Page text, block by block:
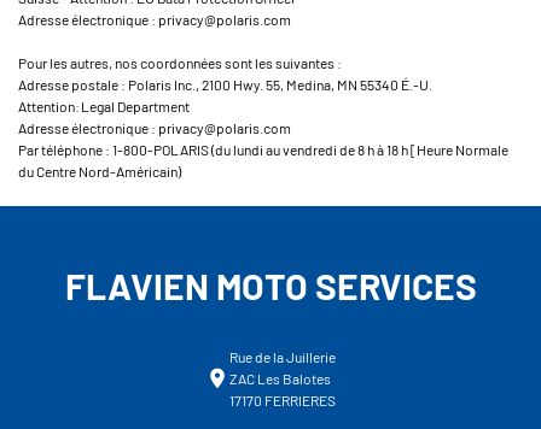
Adresse électronique : privacy@polaris.com
Pour les autres, nos coordonnées sont les suivantes :
Adresse postale : Polaris Inc., 2100 Hwy. 55, Medina, MN 55340 É.-U.
Attention: Legal Department
Adresse électronique : privacy@polaris.com
Par téléphone : 1-800-POLARIS (du lundi au vendredi de 8 h à 18 h [Heure Normale
du Centre Nord-Américain)
FLAVIEN MOTO SERVICES
Rue de la Juillerie
ZAC Les Balotes
17170 FERRIERES